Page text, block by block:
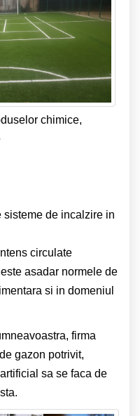
chimice,
de incalzire in
circulate
asadar normele de
si in domeniul
firma
gazon potrivit,
sa se faca de